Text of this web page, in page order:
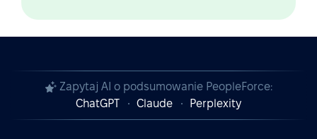
Zapytaj AI o podsumowanie PeopleForce:
ChatGPT
Claude Perplexity